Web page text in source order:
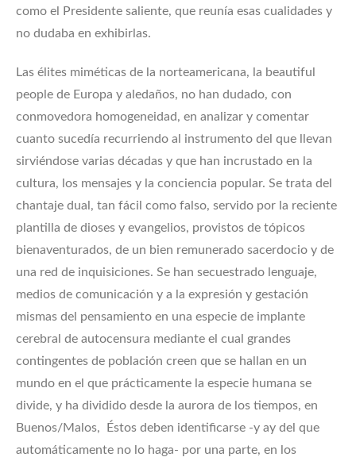
como el Presidente saliente, que reunía esas cualidades y
no dudaba en exhibirlas.
Las élites miméticas de la norteamericana, la beautiful
people de Europa y aledaños, no han dudado, con
conmovedora homogeneidad, en analizar y comentar
cuanto sucedía recurriendo al instrumento del que llevan
sirviéndose varias décadas y que han incrustado en la
cultura, los mensajes y la conciencia popular. Se trata del
chantaje dual, tan fácil como falso, servido por la reciente
plantilla de dioses y evangelios, provistos de tópicos
bienaventurados, de un bien remunerado sacerdocio y de
una red de inquisiciones. Se han secuestrado lenguaje,
medios de comunicación y a la expresión y gestación
mismas del pensamiento en una especie de implante
cerebral de autocensura mediante el cual grandes
contingentes de población creen que se hallan en un
mundo en el que prácticamente la especie humana se
divide, y ha dividido desde la aurora de los tiempos, en
Buenos/Malos, Éstos deben identificarse -y ay del que
automáticamente no lo haga- por una parte, en los